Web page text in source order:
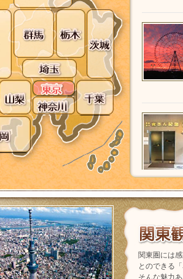
関東圏には
とのできる
そんな魅力